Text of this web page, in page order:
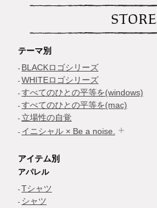
STORE
テーマ別
BLACKロゴシリーズ
WHITEロゴシリーズ
すべてのひとの平等を(windows)
すべてのひとの平等を(mac)
立場性の自覚
イニシャル × Be a noise.
アイテム別
アパレル
Tシャツ
シャツ